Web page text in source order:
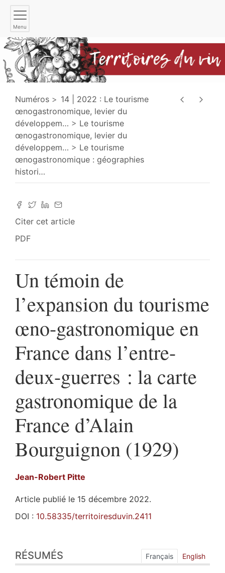
Menu
Numéros
14 | 2022 : Le tourisme
œnogastronomique, levier du
développem…
Le tourisme
œnogastronomique, levier du
développem…
Le tourisme
œnogastronomique : géographies
histori…
Citer cet article
PDF
Un témoin de
l’expansion du tourisme
œno-gastronomique en
France dans l’entre-
deux-guerres : la carte
gastronomique de la
France d’Alain
Bourguignon (1929)
Jean-Robert Pitte
Article publié le 15 décembre 2022.
DOI : 10.58335/territoiresduvin.2411
Index
Plan
RÉSUMÉS Français English